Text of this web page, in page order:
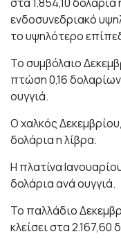
ενδοσυνεδριακό
το υψηλότερο
Το συμβόλαιο
πτώση 0,16
ουγγιά.
Ο χαλκός
δολάρια η λίβρα.
Η πλατίνα
δολάρια ανά ουγγιά.
Το παλλάδιο
κλείσει στα 2.167,60